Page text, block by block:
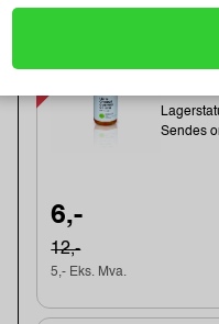
BATH
Sendes
6,-
12,-
5,- Eks. Mva.